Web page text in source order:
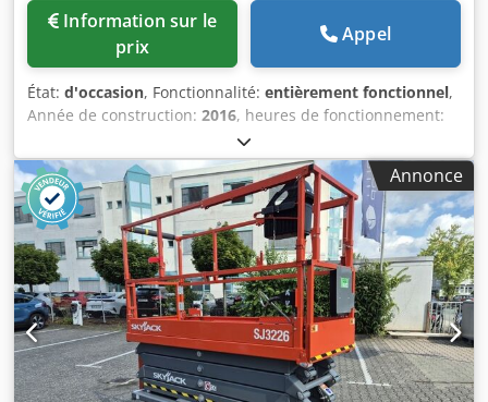
prix
Appel
État: d'occasion, Fonctionnalité: entièrement fonctionnel,
Année de construction: 2016, heures de fonctionnement:
200 kg
hauteur de construction:1 990 mm, type de carburant:
électrique, longueur totale:2 820 mm, type de
transmission:Elektro, portée du bras:3 000 mm, largeur
de construction:990 mm, hauteur de travail: 9 900 mm,
Châssis élévateur vertical État technique : très bon Pneus
avant, type : bandage Pneus avant, taille : 16-5-11 1-4
Pneus avant, état : 80 à 100 % Pneus arrière, type :
bandage Pneus arrière, taille : 16-5-11 1-4 Csdpfx
Anezdwbke Hsha Pneus arrière, état : 80 à 100 % Batterie,
voltage : 24 V Batterie, capacité : 250 Ah Batterie, année de
fabrication : 2016 Batterie, état : 60 à 80 %
Annonce